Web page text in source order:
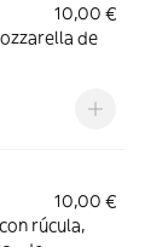
10,00 €
de
10,00 €
rúcula,